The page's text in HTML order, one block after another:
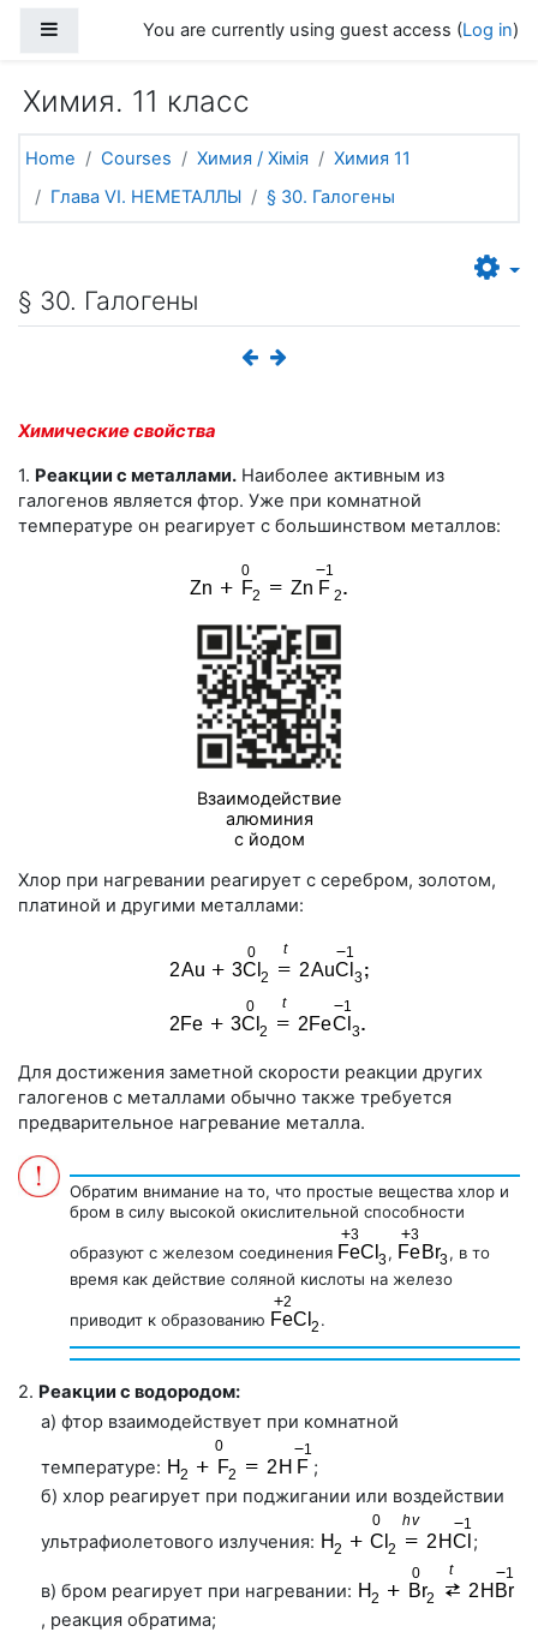
Side panelYou are currently using guest access (Log in)
Химия. 11 класс
Home Courses Химия / Хімія
Химия 11
Глава VI. НЕМЕТАЛЛЫ
§ 30. Галогены
§ 30. Галогены
Химические свойства
Взаимодействие
алюминия
с йодом
1. Реакции с металлами. Наиболее активным из
галогенов является фтор. Уже при комнатной
температуре он реагирует с большинством металлов:
Хлор при нагревании реагирует с серебром, золотом,
платиной и другими металлами:
Для достижения заметной скорости реакции других
галогенов с металлами обычно также требуется
предварительное нагревание металла.
Обратим внимание на то, что простые вещества хлор и
бром в силу высокой окислительной способности
образуют c железом соединения ,
, в то
время как действие соляной кислоты на железо
приводит к образованию .
2. Реакции с водородом:
а) фтор взаимодействует при комнатной
температуре:
;
б) хлор реагирует при поджигании или воздействии
ультрафиолетового излучения: ;
в) бром реагирует при нагревании:
, реакция обратима;